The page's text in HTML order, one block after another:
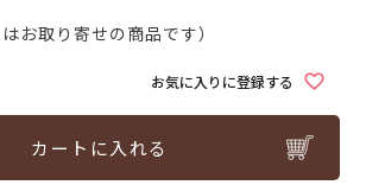
お取り寄せの商品です）
お気に入りに登録する
カートに入れる